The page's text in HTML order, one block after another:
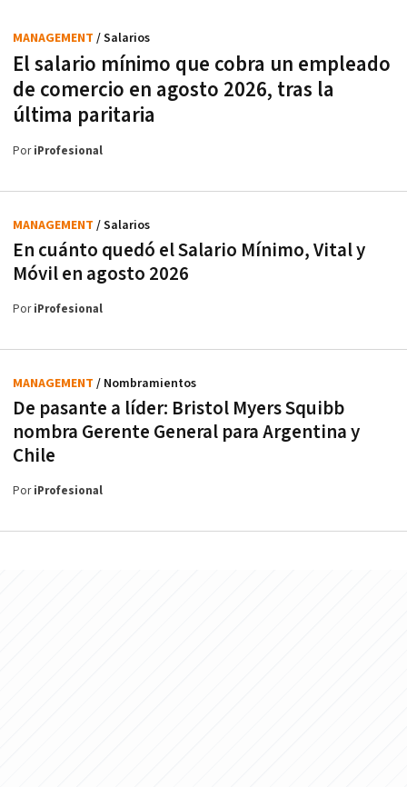
El salario mínimo que cobra un empleado
de comercio en agosto 2026, tras la
última paritaria
MANAGEMENT / Salarios
PoriProfesional
En cuánto quedó el Salario Mínimo, Vital y
Móvil en agosto 2026
MANAGEMENT / Salarios
PoriProfesional
De pasante a líder: Bristol Myers Squibb
nombra Gerente General para Argentina y
Chile
MANAGEMENT / Nombramientos
PoriProfesional